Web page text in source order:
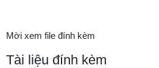
Mời xem file đính kèm
Tài liệu đính kèm